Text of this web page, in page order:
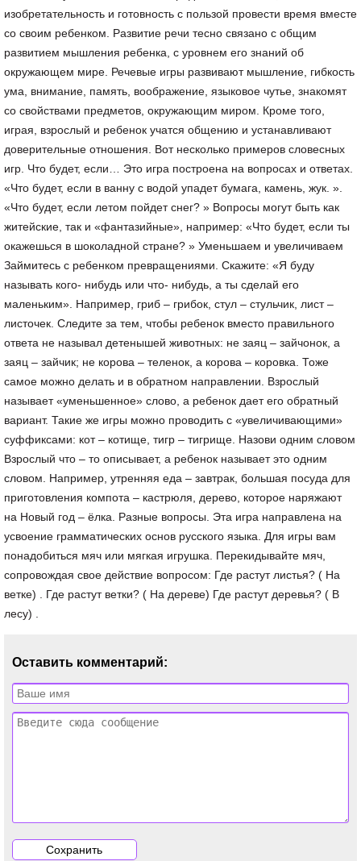
изобретательность и готовность с пользой провести время вместе
со своим ребенком. Развитие речи тесно связано с общим
развитием мышления ребенка, с уровнем его знаний об
окружающем мире. Речевые игры развивают мышление, гибкость
ума, внимание, память, воображение, языковое чутье, знакомят
со свойствами предметов, окружающим миром. Кроме того,
играя, взрослый и ребенок учатся общению и устанавливают
доверительные отношения. Вот несколько примеров словесных
игр. Что будет, если… Это игра построена на вопросах и ответах.
«Что будет, если в ванну с водой упадет бумага, камень, жук. ».
«Что будет, если летом пойдет снег? » Вопросы могут быть как
житейские, так и «фантазийные», например: «Что будет, если ты
окажешься в шоколадной стране? » Уменьшаем и увеличиваем
Займитесь с ребенком превращениями. Скажите: «Я буду
называть кого- нибудь или что- нибудь, а ты сделай его
маленьким». Например, гриб – грибок, стул – стульчик, лист –
листочек. Следите за тем, чтобы ребенок вместо правильного
ответа не называл детенышей животных: не заяц – зайчонок, а
заяц – зайчик; не корова – теленок, а корова – коровка. Тоже
самое можно делать и в обратном направлении. Взрослый
называет «уменьшенное» слово, а ребенок дает его обратный
вариант. Такие же игры можно проводить с «увеличивающими»
суффиксами: кот – котище, тигр – тигрище. Назови одним словом
Взрослый что – то описывает, а ребенок называет это одним
словом. Например, утренняя еда – завтрак, большая посуда для
приготовления компота – кастрюля, дерево, которое наряжают
на Новый год – ёлка. Разные вопросы. Эта игра направлена на
усвоение грамматических основ русского языка. Для игры вам
понадобиться мяч или мягкая игрушка. Перекидывайте мяч,
сопровождая свое действие вопросом: Где растут листья? ( На
ветке) . Где растут ветки? ( На дереве) Где растут деревья? ( В
лесу) .
Оставить комментарий: